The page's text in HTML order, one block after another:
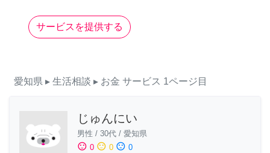
サービスを提供する
愛知県 ▸ 生活相談 ▸ お金 サービス 1ページ目
じゅんにい
男性 / 30代 / 愛知県
sentiment_satisfied 0 sentiment_neutral 0 sentiment_dissatisfied 0